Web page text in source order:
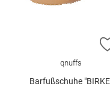
qnuffs
Barfußschuhe